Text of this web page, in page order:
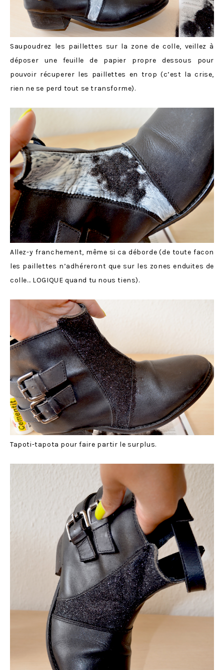
Saupoudrez les paillettes sur la zone de colle, veillez à
déposer une feuille de papier propre dessous pour
pouvoir récuperer les paillettes en trop (c’est la crise,
rien ne se perd tout se transforme).
Allez-y franchement, même si ca déborde (de toute facon
les paillettes n’adhéreront que sur les zones enduites de
colle… LOGIQUE quand tu nous tiens).
Tapoti-tapota pour faire partir le surplus.